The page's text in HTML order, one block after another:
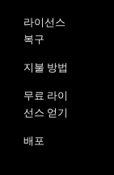
라이선스
복구
지불 방법
무료 라이
선스 얻기
배포